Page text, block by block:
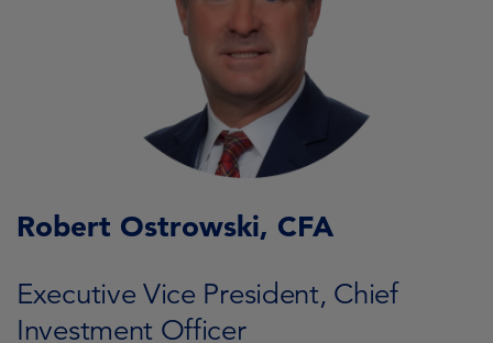
Robert Ostrowski, CFA
Executive Vice President, Chief
Investment Officer